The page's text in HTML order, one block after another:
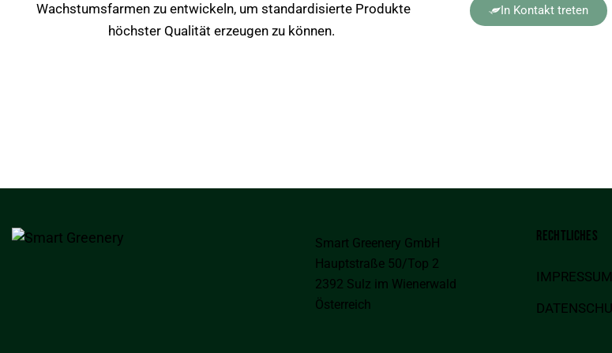
Wachstumsfarmen zu entwickeln, um standardisierte Produkte
höchster Qualität erzeugen zu können.
In Kontakt treten
Smart Greenery GmbH
Hauptstraße 50/Top 2
2392 Sulz im Wienerwald
Österreich
RECHTLICHES
IMPRESSUM